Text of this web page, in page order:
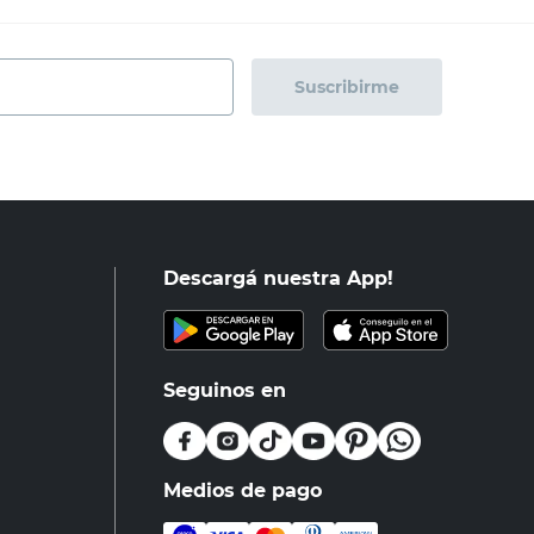
Suscribirme
Descargá nuestra App!
Seguinos en
Medios de pago